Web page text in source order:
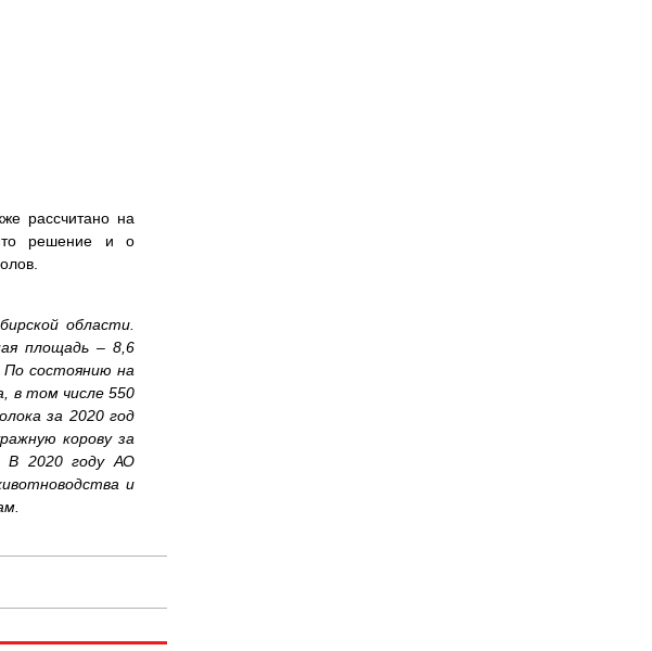
рассчитано на
решение и о
области.
площадь – 8,6
По состоянию на
в том числе 550
за 2020 год
корову за
В 2020 году АО
и